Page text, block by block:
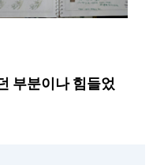
부분이나 힘들었